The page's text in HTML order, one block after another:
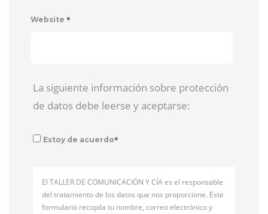
Website *
La siguiente información sobre protección
de datos debe leerse y aceptarse:
Estoy de acuerdo*
El TALLER DE COMUNICACIÓN Y CÍA es el responsable
del tratamiento de los datos que nos proporcione. Este
formulario recopila tu nombre, correo electrónico y